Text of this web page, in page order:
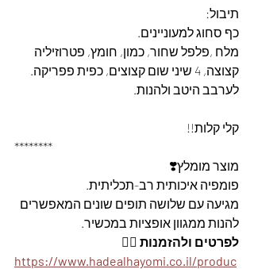
תיבול:
כף סחוג למעוניינים.
מלח ,פלפל שחור, כמון, חומץ, פטרוזיליה
קצוצה, 4 שיני שום קצוצים, כפית פפריקה.
לערבב היטב ולהנות.
קלי קלות!!
********
מוצר מומלץ❣️
פומפיה איכותית רב-תכליתית.
מגיעה עם שלושה תופים שונים המאפשרים
להנות ממגוון אופציות במכשיר.
לפרטים ולהזמנות 👇🏼
https://www.hadealhayomi.co.il/produc